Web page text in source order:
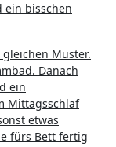
ein bisschen
Muster.
Danach
ein
Mittagsschlaf
etwas
fürs Bett fertig